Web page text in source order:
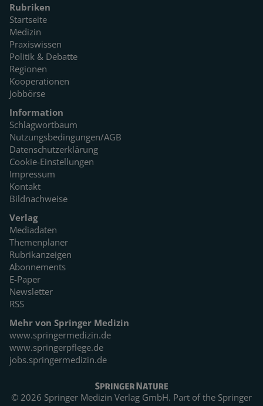
Rubriken
Startseite
Medizin
Praxiswissen
Politik & Debatte
Regionen
Kooperationen
Jobbörse
Information
Schlagwortbaum
Nutzungsbedingungen/AGB
Datenschutzerklärung
Cookie-Einstellungen
Impressum
Kontakt
Bildnachweise
Verlag
Mediadaten
Themenplaner
Rubrikanzeigen
Abonnements
E-Paper
Newsletter
RSS
Mehr von Springer Medizin
www.springermedizin.de
www.springerpflege.de
jobs.springermedizin.de
© 2026 Springer Medizin Verlag GmbH. Part of the Springer